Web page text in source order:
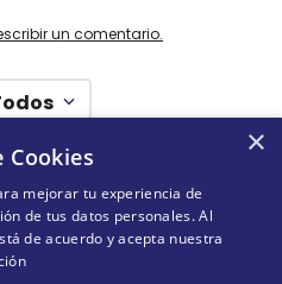
un comentario.
NADA!
×
Cookies
mejorar tu experiencia de
de tus datos personales. Al
de acuerdo y acepta nuestra